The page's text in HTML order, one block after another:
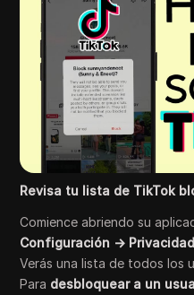
Revisa tu lista de TikTok
Comience abriendo su
Configuración →
Verás una lista de todos los
Para desbloquear a un